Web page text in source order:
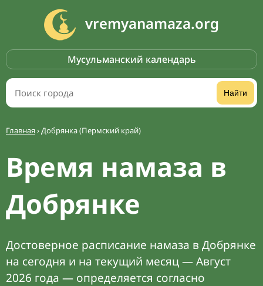
vremyanamaza.org
Мусульманский календарь
Найти
Главная›Добрянка (Пермский край)
Время намаза в
Добрянке
Достоверное расписание намаза в Добрянке
на сегодня и на текущий месяц — Август
2026 года — определяется согласно